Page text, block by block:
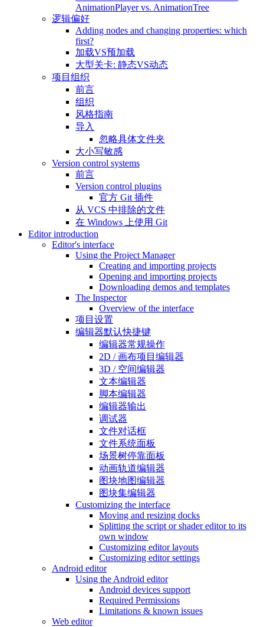
AnimationPlayer vs. AnimationTree
逻辑偏好
Adding nodes and changing properties: which
first?
加载VS预加载
大型关卡: 静态VS动态
项目组织
前言
组织
风格指南
导入
忽略具体文件夹
大小写敏感
Version control systems
前言
Version control plugins
官方 Git 插件
从 VCS 中排除的文件
在 Windows 上使用 Git
Editor introduction
Editor's interface
Using the Project Manager
Creating and importing projects
Opening and importing projects
Downloading demos and templates
The Inspector
Overview of the interface
项目设置
编辑器默认快捷键
编辑器常规操作
2D / 画布项目编辑器
3D / 空间编辑器
文本编辑器
脚本编辑器
编辑器输出
调试器
文件对话框
文件系统面板
场景树停靠面板
动画轨道编辑器
图块地图编辑器
图块集编辑器
Customizing the interface
Moving and resizing docks
Splitting the script or shader editor to its
own window
Customizing editor layouts
Customizing editor settings
Android editor
Using the Android editor
Android devices support
Required Permissions
Limitations & known issues
Web editor